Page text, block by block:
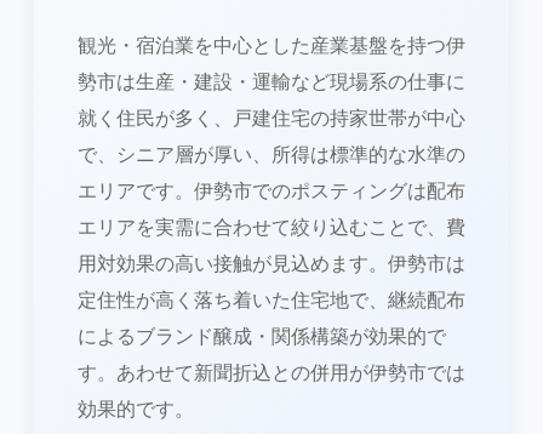
観光・宿泊業を中心とした産業基盤を持つ伊
勢市は生産・建設・運輸など現場系の仕事に
就く住民が多く、戸建住宅の持家世帯が中心
で、シニア層が厚い、所得は標準的な水準の
エリアです。伊勢市でのポスティングは配布
エリアを実需に合わせて絞り込むことで、費
用対効果の高い接触が見込めます。伊勢市は
定住性が高く落ち着いた住宅地で、継続配布
によるブランド醸成・関係構築が効果的で
す。あわせて新聞折込との併用が伊勢市では
効果的です。